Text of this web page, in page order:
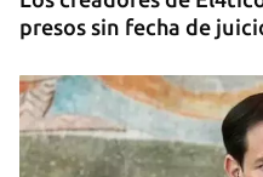
presos sin fecha de